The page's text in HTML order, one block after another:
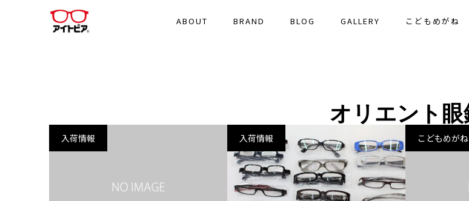
ABOUT BRAND BLOG GALLERY こどもめがね
オリエント眼
入荷情報 入荷情報 こどもめがね